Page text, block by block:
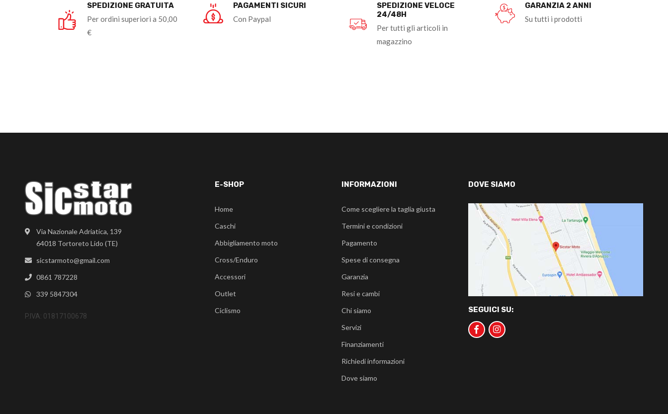
SPEDIZIONE GRATUITA
Per ordini superiori a 50,00
€
PAGAMENTI SICURI
Con Paypal
SPEDIZIONE VELOCE
24/48H
Per tutti gli articoli in
magazzino
GARANZIA 2 ANNI
Su tutti i prodotti
Via Nazionale Adriatica, 139
64018 Tortoreto Lido (TE)
sicstarmoto@gmail.com
0861 787228
339 5847304
P.IVA: 01817100678
E-SHOP
Home
Caschi
Abbigliamento moto
Cross/Enduro
Accessori
Outlet
Ciclismo
INFORMAZIONI
Come scegliere la taglia giusta
Termini e condizioni
Pagamento
Spese di consegna
Garanzia
Resi e cambi
Chi siamo
Servizi
Finanziamenti
Richiedi informazioni
Dove siamo
DOVE SIAMO
SEGUICI SU: